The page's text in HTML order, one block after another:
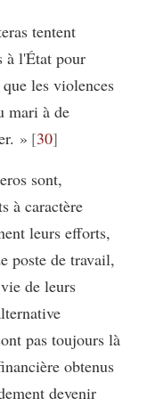
tentent
à l'État pour
les violences
mari à de
» 30
sont,
à caractère
leurs efforts,
poste de travail,
de leurs
pas toujours là
obtenus
devenir